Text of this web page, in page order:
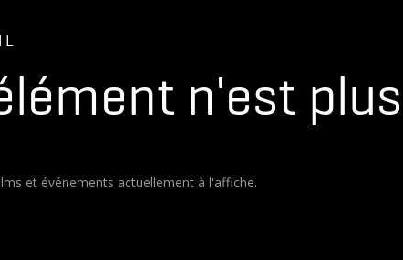
n'est
et événements actuellement à l'affiche.